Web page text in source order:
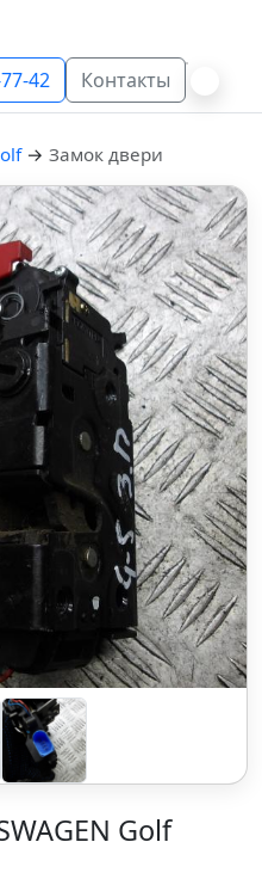
42 Контакты
→ Замок двери
Golf